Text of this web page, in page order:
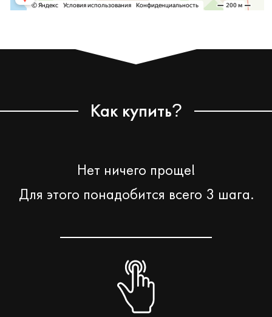
Как купить?
Нет ничего проще!
Для этого понадобится всего 3 шага.